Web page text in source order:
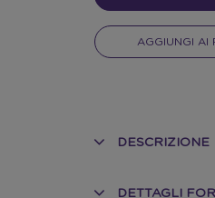
AGGIUNGI AI
DESCRIZIONE
DETTAGLI